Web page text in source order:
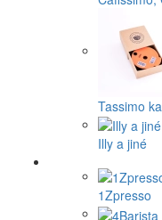
Tassimo
Illy a jiné
1Zpresso